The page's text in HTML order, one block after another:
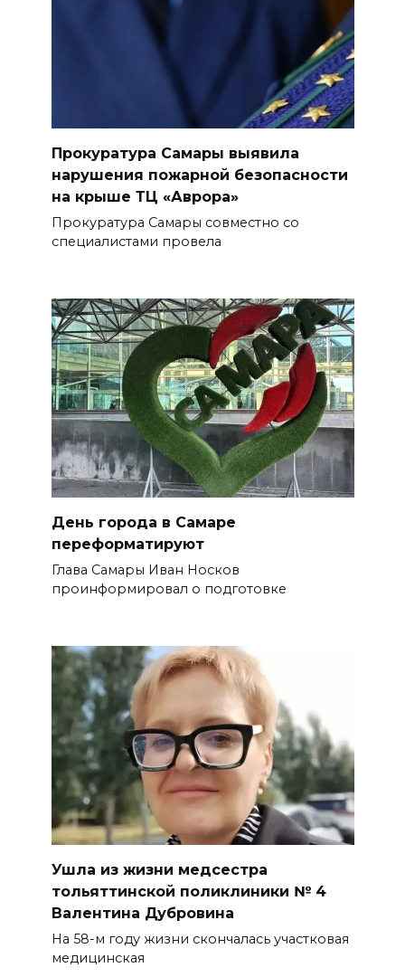
Прокуратура Самары выявила
нарушения пожарной безопасности
на крыше ТЦ «Аврора»
Прокуратура Самары совместно со
специалистами провела
День города в Самаре
переформатируют
Глава Самары Иван Носков
проинформировал о подготовке
Ушла из жизни медсестра
тольяттинской поликлиники № 4
Валентина Дубровина
На 58-м году жизни скончалась участковая
медицинская